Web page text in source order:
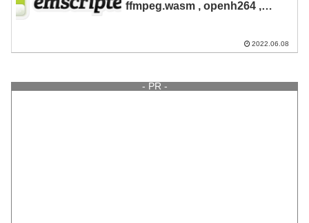
ffmpeg.wasm , openh264 ,
2022.06.08
- PR -